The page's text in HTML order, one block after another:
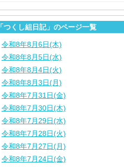
「つくし組日記」のページ一覧
令和8年8月6日(木)
令和8年8月5日(水)
令和8年8月4日(火)
令和8年8月3日(月)
令和8年7月31日(金)
令和8年7月30日(木)
令和8年7月29日(水)
令和8年7月28日(火)
令和8年7月27日(月)
令和8年7月24日(金)